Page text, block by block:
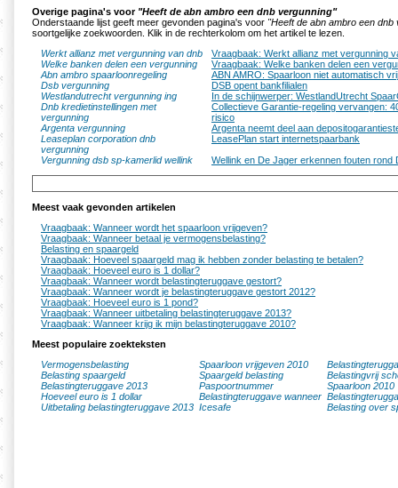
Overige pagina's voor "Heeft de abn ambro een dnb vergunning"
Onderstaande lijst geeft meer gevonden pagina's voor "Heeft de abn ambro een dnb
soortgelijke zoekwoorden. Klik in de rechterkolom om het artikel te lezen.
Werkt allianz met vergunning van dnb
Vraagbaak: Werkt allianz met vergunning
Welke banken delen een vergunning
Vraagbaak: Welke banken delen een
Abn ambro spaarloonregeling
ABN AMRO: Spaarloon niet automatisch
Dsb vergunning
DSB opent bankfilialen
Westlandutrecht vergunning ing
In de schijnwerper: WestlandUtrecht
Dnb kredietinstellingen met
vergunning
Collectieve Garantie-regeling vervangen:
risico
Argenta vergunning
Argenta neemt deel aan
Leaseplan corporation dnb
vergunning
LeasePlan start internetspaarbank
Vergunning dsb sp-kamerlid wellink
Wellink en De Jager erkennen fouten rond
Meest vaak gevonden artikelen
Vraagbaak: Wanneer wordt het spaarloon vrijgeven?
Vraagbaak: Wanneer betaal je vermogensbelasting?
Belasting en spaargeld
Vraagbaak: Hoeveel spaargeld mag ik hebben zonder belasting te betalen?
Vraagbaak: Hoeveel euro is 1 dollar?
Vraagbaak: Wanneer wordt belastingteruggave gestort?
Vraagbaak: Wanneer wordt je belastingteruggave gestort 2012?
Vraagbaak: Hoeveel euro is 1 pond?
Vraagbaak: Wanneer uitbetaling belastingteruggave 2013?
Vraagbaak: Wanneer krijg ik mijn belastingteruggave 2010?
Meest populaire zoekteksten
Vermogensbelasting
Spaarloon vrijgeven 2010
Belasting spaargeld
Spaargeld belasting
Belastingvrij
Belastingteruggave 2013
Paspoortnummer
Spaarloon 2010
Hoeveel euro is 1 dollar
Belastingteruggave wanneer
Uitbetaling belastingteruggave 2013 Icesafe Belasting over